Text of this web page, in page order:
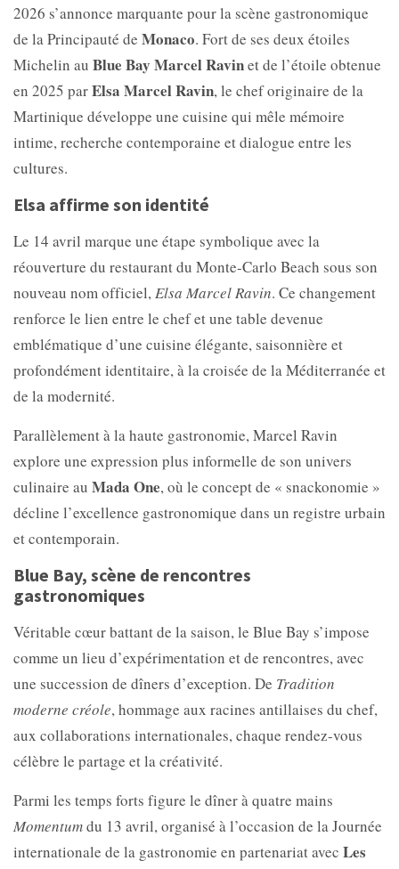
2026 s’annonce marquante pour la scène gastronomique
de la Principauté de Monaco. Fort de ses deux étoiles
Michelin au Blue Bay Marcel Ravinet de l’étoile obtenue
en 2025 parElsa Marcel Ravin, le chef originaire de la
Martinique développe une cuisine qui mêle mémoire
intime, recherche contemporaine et dialogue entre les
cultures.
Elsa affirme son identité
Le 14 avril marque une étape symbolique avec la
réouverture du restaurant du Monte-Carlo Beach sous son
nouveau nom officiel, Elsa Marcel Ravin. Ce changement
renforce le lien entre le chef et une table devenue
emblématique d’une cuisine élégante, saisonnière et
profondément identitaire, à la croisée de la Méditerranée et
de la modernité.
Parallèlement à la haute gastronomie, Marcel Ravin
explore une expression plus informelle de son univers
culinaire au Mada One, où le concept de « snackonomie »
décline l’excellence gastronomique dans un registre urbain
et contemporain.
Blue Bay, scène de rencontres
gastronomiques
Véritable cœur battant de la saison, le Blue Bay s’impose
comme un lieu d’expérimentation et de rencontres, avec
une succession de dîners d’exception. De Tradition
moderne créole, hommage aux racines antillaises du chef,
aux collaborations internationales, chaque rendez-vous
célèbre le partage et la créativité.
Parmi les temps forts figure le dîner à quatre mains
Momentumdu 13 avril, organisé à l’occasion de la Journée
internationale de la gastronomie en partenariat avec Les